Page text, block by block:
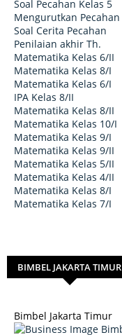
Soal Pecahan Kelas 5
Mengurutkan Pecahan
Soal Cerita Pecahan
Penilaian akhir Th.
Matematika Kelas 6/II
Matematika Kelas 8/I
Matematika Kelas 6/I
IPA Kelas 8/II
Matematika Kelas 8/II
Matematika Kelas 10/I
Matematika Kelas 9/I
Matematika Kelas 9/II
Matematika Kelas 5/II
Matematika Kelas 4/II
Matematika Kelas 8/I
Matematika Kelas 7/I
BIMBEL JAKARTA TIMUR
Bimbel Jakarta Timur